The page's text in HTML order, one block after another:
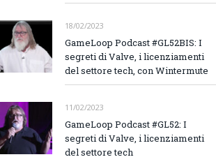
18/02/2023
GameLoop Podcast #GL52BIS: I
segreti di Valve, i licenziamenti
del settore tech, con Wintermute
11/02/2023
GameLoop Podcast #GL52: I
segreti di Valve, i licenziamenti
del settore tech